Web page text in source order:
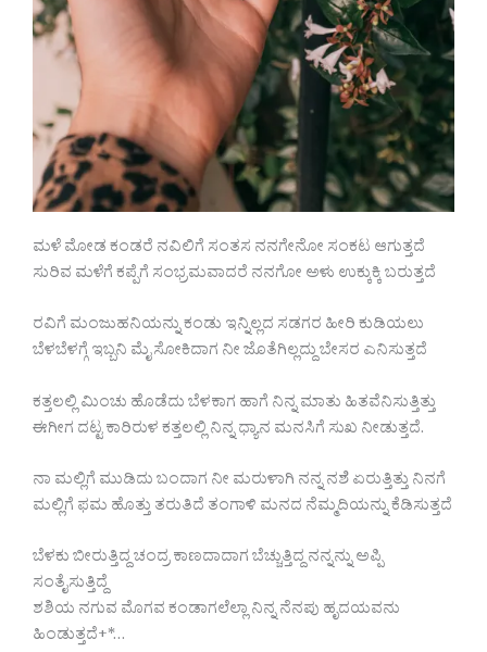
ಮಳೆ ಮೋಡ ಕಂಡರೆ ನವಿಲಿಗೆ ಸಂತಸ ನನಗೇನೋ ಸಂಕಟ ಆಗುತ್ತದೆ
ಸುರಿವ ಮಳೆಗೆ ಕಪ್ಪೆಗೆ ಸಂಭ್ರಮವಾದರೆ ನನಗೋ ಅಳು ಉಕ್ಕುಕ್ಕಿ ಬರುತ್ತದೆ
ರವಿಗೆ ಮಂಜುಹನಿಯನ್ನು ಕಂಡು ಇನ್ನಿಲ್ಲದ ಸಡಗರ ಹೀರಿ ಕುಡಿಯಲು
ಬೆಳಬೆಳಗ್ಗೆ ಇಬ್ಬನಿ ಮೈ ಸೋಕಿದಾಗ ನೀ ಜೊತೆಗಿಲ್ಲದ್ದು ಬೇಸರ ಎನಿಸುತ್ತದೆ
ಕತ್ತಲಲ್ಲಿ ಮಿಂಚು ಹೊಡೆದು ಬೆಳಕಾಗ ಹಾಗೆ ನಿನ್ನ ಮಾತು ಹಿತವೆನಿಸುತ್ತಿತ್ತು
ಈಗೀಗ ದಟ್ಟ ಕಾರಿರುಳ ಕತ್ತಲಲ್ಲಿ ನಿನ್ನ ಧ್ಯಾನ ಮನಸಿಗೆ ಸುಖ ನೀಡುತ್ತದೆ.
ನಾ ಮಲ್ಲಿಗೆ ಮುಡಿದು ಬಂದಾಗ ನೀ ಮರುಳಾಗಿ ನನ್ನ ನಶೆ ಏರುತ್ತಿತ್ತು ನಿನಗೆ
ಮಲ್ಲಿಗೆ ಫಮ ಹೊತ್ತು ತರುತಿದೆ ತಂಗಾಳಿ ಮನದ ನೆಮ್ಮದಿಯನ್ನು ಕೆಡಿಸುತ್ತದೆ
ಬೆಳಕು ಬೀರುತ್ತಿದ್ದ ಚಂದ್ರ ಕಾಣದಾದಾಗ ಬೆಚ್ಚುತ್ತಿದ್ದ ನನ್ನನ್ನು ಅಪ್ಪಿ
ಸಂತೈಸುತ್ತಿದ್ದೆ
ಶಶಿಯ ನಗುವ ಮೊಗವ ಕಂಡಾಗಲೆಲ್ಲಾ ನಿನ್ನ ನೆನಪು ಹೃದಯವನು
ಹಿಂಡುತ್ತದೆ+*…